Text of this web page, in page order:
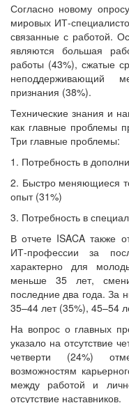
Согласно новому
мировых ИТ-
связанные с работой.
являются большая
работы (43%), сжатые
неподдерживающий
признания (38%).
Технические знания и
как главные проблемы
Три главные проблемы:
1. Потребность в
2. Быстро меняющиеся
опыт (31%)
3. Потребность в
В отчете ISACA также
ИТ-профессии за
характерно для
меньше 35 лет,
последние два года. За
35–44 лет (35%), 45–54
На вопрос о главных
указало на отсутствие
четверти (24%)
возможностям
между работой и
отсутствие наставников.